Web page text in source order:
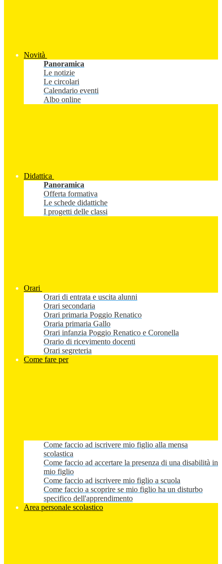
Novità
Panoramica
Le notizie
Le circolari
Calendario eventi
Albo online
Didattica
Panoramica
Offerta formativa
Le schede didattiche
I progetti delle classi
Orari
Orari di entrata e uscita alunni
Orari secondaria
Orari primaria Poggio Renatico
Oraria primaria Gallo
Orari infanzia Poggio Renatico e Coronella
Orario di ricevimento docenti
Orari segreteria
Come fare per
Come faccio ad iscrivere mio figlio alla mensa
scolastica
Come faccio ad accertare la presenza di una disabilità in
mio figlio
Come faccio ad iscrivere mio figlio a scuola
Come faccio a scoprire se mio figlio ha un disturbo
specifico dell'apprendimento
Area personale scolastico